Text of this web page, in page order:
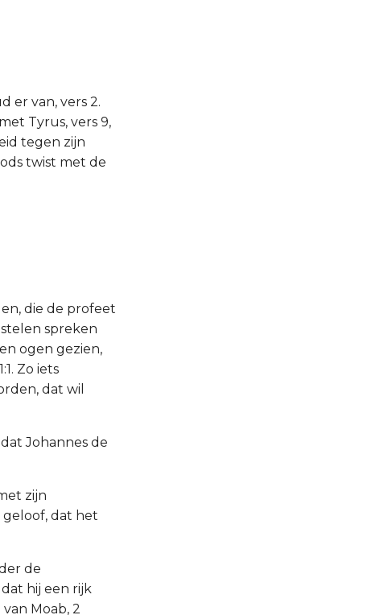
er van, vers 2.
Tyrus, vers 9,
tegen zijn
twist met de
die de profeet
spreken
ogen gezien,
Zo iets
dat wil
Johannes de
zijn
geloof, dat het
de
hij een rijk
Moab, 2